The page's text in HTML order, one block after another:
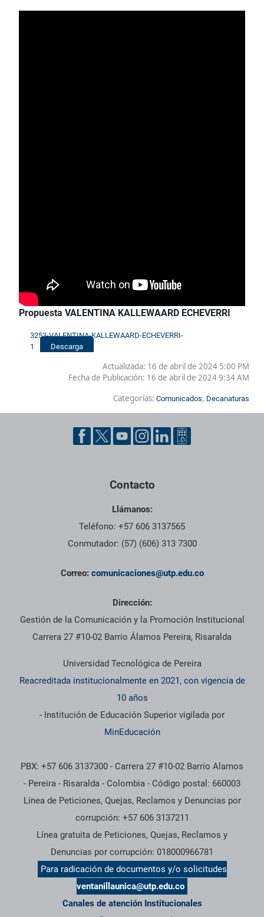
Propuesta VALENTINA KALLEWAARD ECHEVERRI
3253-VALENTINA-KALLEWAARD-ECHEVERRI-
1
Descarga
Actualizada: 16 de abril de 2024 5:00 PM
Fecha de Publicación: 16 de abril de 2024 9:34 AM
Categorías: Comunicados, Decanaturas
Contacto
Llámanos:
Teléfono: +57 606 3137565
Conmutador: (57) (606) 313 7300
Correo: comunicaciones@utp.edu.co
Dirección:
Gestión de la Comunicación y la Promoción Institucional
Carrera 27 #10-02 Barrio Álamos Pereira, Risaralda
Universidad Tecnológica de Pereira
Reacreditada institucionalmente en 2021, con vigencia de
10 años
- Institución de Educación Superior vigilada por
MinEducación
PBX: +57 606 3137300 - Carrera 27 #10-02 Barrio Alamos
- Pereira - Risaralda - Colombia - Código postal: 660003
Línea de Peticiones, Quejas, Reclamos y Denuncias por
corrupción: +57 606 3137211
Línea gratuita de Peticiones, Quejas, Reclamos y
Denuncias por corrupción: 018000966781
Para radicación de documentos y/o solicitudes
ventanillaunica@utp.edu.co
Canales de atención Institucionales